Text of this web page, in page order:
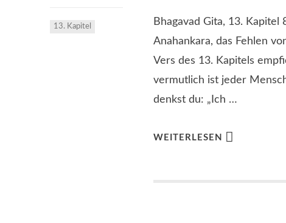
13. Kapitel
Bhagavad Gita, 13.
Anahankara, das Fehlen
Vers des 13. Kapitels
vermutlich ist jeder
denkst du: „Ich …
WEITERLESEN